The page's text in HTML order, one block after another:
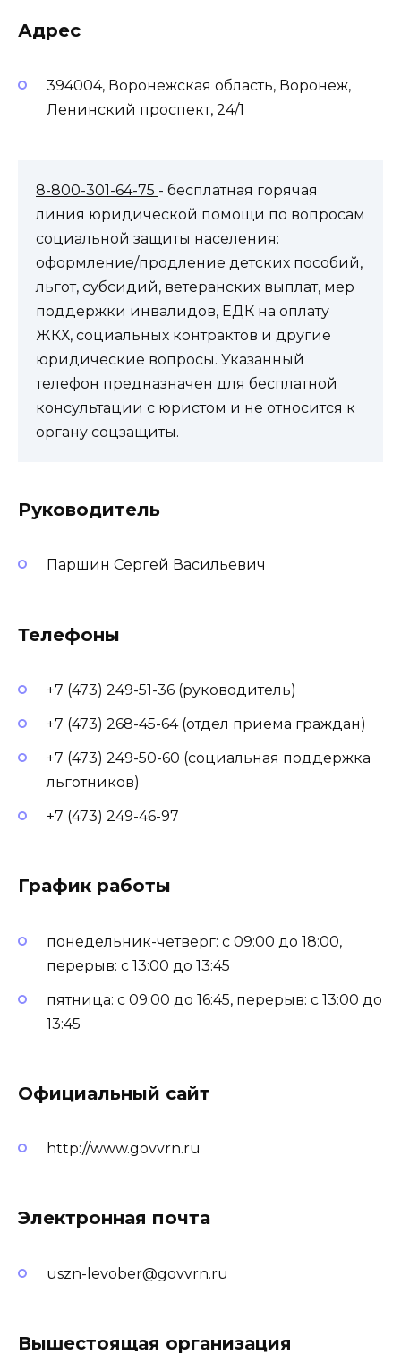
Адрес
394004, Воронежская область, Воронеж,
Ленинский проспект, 24/1
8-800-301-64-75 - бесплатная горячая
линия юридической помощи по вопросам
социальной защиты населения:
оформление/продление детских пособий,
льгот, субсидий, ветеранских выплат, мер
поддержки инвалидов, ЕДК на оплату
ЖКХ, социальных контрактов и другие
юридические вопросы. Указанный
телефон предназначен для бесплатной
консультации с юристом и не относится к
органу соцзащиты.
Руководитель
Паршин Сергей Васильевич
Телефоны
+7 (473) 249-51-36 (руководитель)
+7 (473) 268-45-64 (отдел приема граждан)
+7 (473) 249-50-60 (социальная поддержка
льготников)
+7 (473) 249-46-97
График работы
понедельник-четверг: с 09:00 до 18:00,
перерыв: с 13:00 до 13:45
пятница: с 09:00 до 16:45, перерыв: с 13:00 до
13:45
Официальный сайт
http://www.govvrn.ru
Электронная почта
uszn-levober@govvrn.ru
Вышестоящая организация